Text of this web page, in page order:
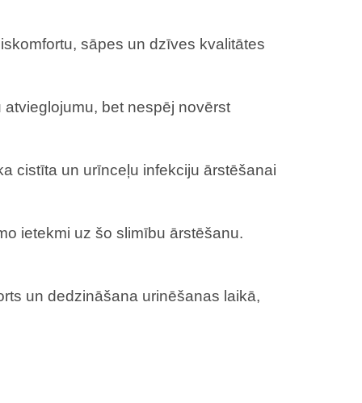
sāpes un dzīves kvalitātes
bet nespēj novērst
cistīta un urīnceļu infekciju ārstēšanai
ietekmi uz šo slimību ārstēšanu.
un dedzināšana urinēšanas laikā,